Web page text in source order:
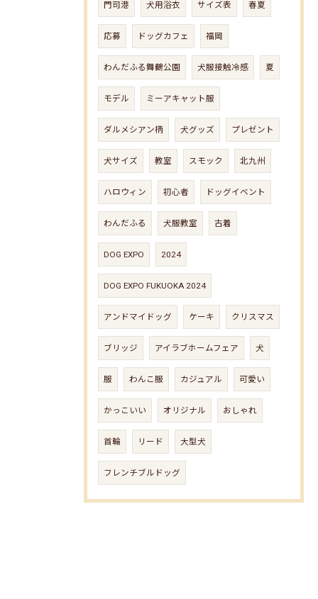
門司港 犬用浴衣 サイズ表 春夏
応募 ドッグカフェ 福岡
わんだふる舞鶴公園 犬服接触冷感 夏
モデル ミーアキャット服
ダルメシアン柄 犬グッズ プレゼント
犬サイズ 教室 スモック 北九州
ハロウィン 初心者 ドッグイベント
わんだふる 犬服教室 古着
DOG EXPO 2024
DOG EXPO FUKUOKA 2024
アンドマイドッグ ケーキ クリスマス
ブリッジ アイラブホームフェア 犬
服 わんこ服 カジュアル 可愛い
かっこいい オリジナル おしゃれ
首輪 リード 大型犬
フレンチブルドッグ